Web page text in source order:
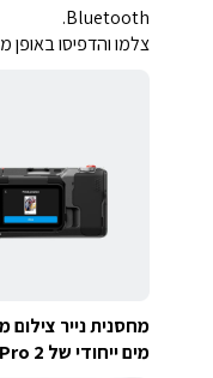
Bluetooth.
צלמו והדפיסו באופן
מים ייחודי של Insta360 Ace Pro 2.